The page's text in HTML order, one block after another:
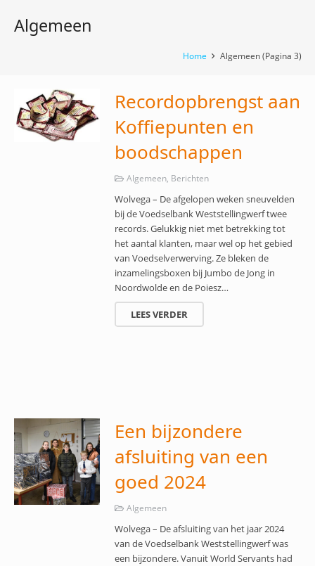
Algemeen
Home Algemeen(Pagina 3)
Recordopbrengst aan
Koffiepunten en
boodschappen
Algemeen Berichten
Wolvega – De afgelopen weken sneuvelden
bij de Voedselbank Weststellingwerf twee
records. Gelukkig niet met betrekking tot
het aantal klanten, maar wel op het gebied
van Voedselverwerving. Ze bleken de
inzamelingsboxen bij Jumbo de Jong in
Noordwolde en de Poiesz…
LEES VERDER
Een bijzondere
afsluiting van een
goed 2024
Algemeen
Wolvega – De afsluiting van het jaar 2024
van de Voedselbank Weststellingwerf was
een bijzondere. Vanuit World Servants had